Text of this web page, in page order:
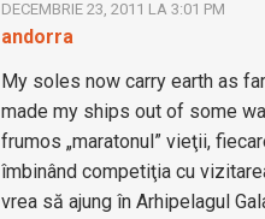
andorra
DECEMBRIE 23, 2011 LA 3:01 PM
My soles now carry earth as
made my ships out of some
frumos „maratonul” vieţii,
îmbinând competiţia cu
vrea să ajung în Arhipelagul